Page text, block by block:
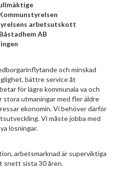
arbetsutskott
AB
och minskad
bättre service åt
för lägre kommunala va och
stora utmaningar med fler äldre
ekonomin. Vi behöver därför
Vi måste jobba med
lösningar.
arbetsmarknad är superviktiga
snett sista 30 åren.